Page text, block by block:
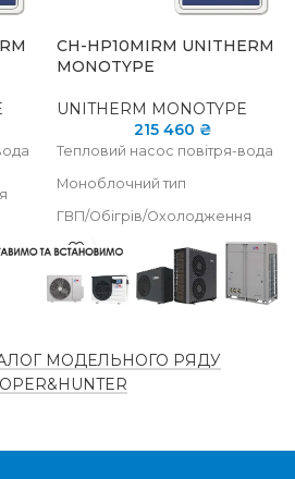
CH-HP10MIRM UNITHERM
MONOTYPE
UNITHERM MONOTYPE
215 460 ₴
Тепловий насос повітря-вода
Моноблочний тип
ГВП/Обігрів/Охолодження
Живлення 380-415В, 3Ф, 50Гц
МОДЕЛЬНОГО РЯДУ